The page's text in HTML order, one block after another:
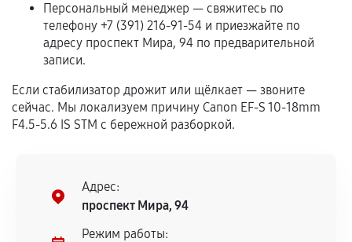
Гарантия на выполненные работы может
сохраняться полностью или частично, если
соблюдены следующие условия:
техническим параметрам и не имеют внешних
дефектов.
Установка была выполнена нашим сервисным
остается на стороне производителя или
продавца. За качество сторонних деталей
сервисный центр ответственности не несет.
Персональный менеджер — свяжитесь по
телефону +7 (391) 216-91-54 и приезжайте по
адресу проспект Мира, 94 по предварительной
записи.
Если стабилизатор дрожит или щёлкает — звоните
сейчас. Мы локализуем причину Canon EF-S 10-18mm
F4.5-5.6 IS STM с бережной разборкой.
Адрес:
проспект Мира, 94
Режим работы: